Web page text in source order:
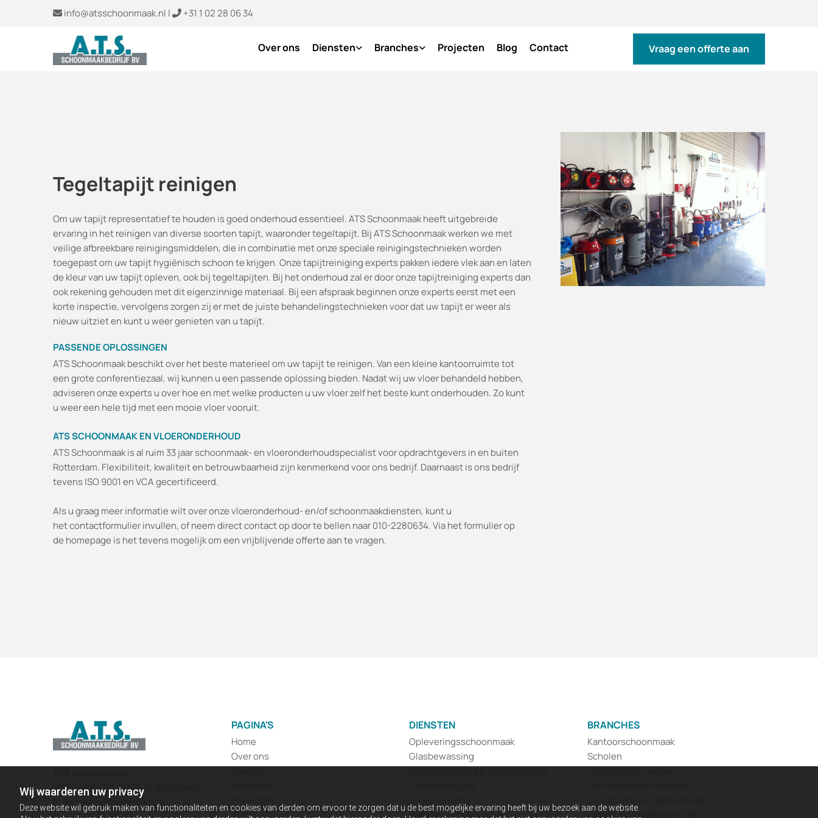
Wij waarderen uw privacy
Deze website wil gebruik maken van functionaliteiten en cookies van derden om ervoor te zorgen dat u de best mogelijke ervaring heeft bij uw bezoek aan de website.
 info@atsschoonmaak.nl |  +31 1 02 28 06 34
Over ons Diensten Branches Projecten Blog Contact Vraag een offerte aan
Tegeltapijt reinigen
Om uw tapijt representatief te houden is goed onderhoud essentieel. ATS Schoonmaak heeft uitgebreide
ervaring in het reinigen van diverse soorten tapijt, waaronder tegeltapijt. Bij ATS Schoonmaak werken we met
veilige afbreekbare reinigingsmiddelen, die in combinatie met onze speciale reinigingstechnieken worden
toegepast om uw tapijt hygiënisch schoon te krijgen. Onze tapijtreiniging experts pakken iedere vlek aan en laten
de kleur van uw tapijt opleven, ook bij tegeltapijten. Bij het onderhoud zal er door onze tapijtreiniging experts dan
ook rekening gehouden met dit eigenzinnige materiaal. Bij een afspraak beginnen onze experts eerst met een
korte inspectie, vervolgens zorgen zij er met de juiste behandelingstechnieken voor dat uw tapijt er weer als
nieuw uitziet en kunt u weer genieten van u tapijt.
PASSENDE OPLOSSINGEN
ATS Schoonmaak beschikt over het beste materieel om uw tapijt te reinigen. Van een kleine kantoorruimte tot
een grote conferentiezaal, wij kunnen u een passende oplossing bieden. Nadat wij uw vloer behandeld hebben,
adviseren onze experts u over hoe en met welke producten u uw vloer zelf het beste kunt onderhouden. Zo kunt
u weer een hele tijd met een mooie vloer vooruit.
ATS SCHOONMAAK EN VLOERONDERHOUD
ATS Schoonmaak is al ruim 33 jaar schoonmaak- en vloeronderhoudspecialist voor opdrachtgevers in en buiten
Rotterdam. Flexibiliteit, kwaliteit en betrouwbaarheid zijn kenmerkend voor ons bedrijf. Daarnaast is ons bedrijf
tevens ISO 9001 en VCA gecertificeerd.
Als u graag meer informatie wilt over onze vloeronderhoud- en/of schoonmaakdiensten, kunt u
het contactformulier invullen, of neem direct contact op door te bellen naar 010-2280634. Via het formulier op
de homepage is het tevens mogelijk om een vrijblijvende offerte aan te vragen.
Vlambloem 113, 3068 JG Rotterdam
E:info@atsschoonmaak.nl
PAGINA'S
Home
Over ons
Blog
DIENSTEN
Opleveringsschoonmaak
Glasbewassing
Reguliere schoonmaak
BRANCHES
Kantoorschoonmaak
Scholen
Woningcorporaties en VVE